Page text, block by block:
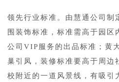
领先行业标准。由慧通公司制
围装饰标准，标准需高于园区
公司VIP服务的出品标准；黄
巢引凤，装修标准要高于周边
校附近的一道风景线，有吸引